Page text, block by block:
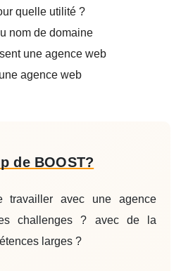
quelle utilité ?
nom de domaine
une agence web
agence web
de BOOST?
travailler avec une agence
challenges ? avec de la
larges ?